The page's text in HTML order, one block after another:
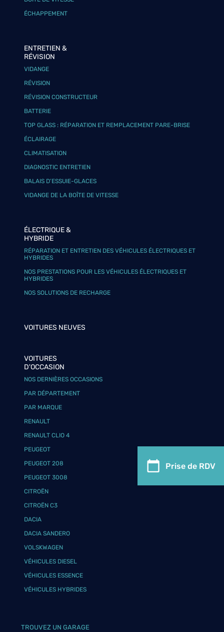
Prise de RDV
ÉCHAPPEMENT
ENTRETIEN &
RÉVISION
VIDANGE
RÉVISION
RÉVISION CONSTRUCTEUR
BATTERIE
TOP GLASS : RÉPARATION ET REMPLACEMENT PARE-BRISE
ÉCLAIRAGE
CLIMATISATION
DIAGNOSTIC ENTRETIEN
BALAIS D’ESSUIE-GLACES
VIDANGE DE LA BOÎTE DE VITESSE
ÉLECTRIQUE &
HYBRIDE
RÉPARATION ET ENTRETIEN DES VÉHICULES ÉLECTRIQUES ET
HYBRIDES
NOS PRESTATIONS POUR LES VÉHICULES ÉLECTRIQUES ET
HYBRIDES
NOS SOLUTIONS DE RECHARGE
VOITURES NEUVES
VOITURES
D'OCCASION
NOS DERNIÈRES OCCASIONS
PAR DÉPARTEMENT
PAR MARQUE
RENAULT
RENAULT CLIO 4
PEUGEOT
PEUGEOT 208
PEUGEOT 3008
CITROËN
CITROËN C3
DACIA
DACIA SANDERO
VOLSKWAGEN
VÉHICULES DIESEL
VÉHICULES ESSENCE
VÉHICULES HYBRIDES
TROUVEZ UN GARAGE